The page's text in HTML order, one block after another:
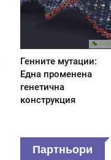
Генните мутации:
Една променена
генетична
конструкция
Партньори